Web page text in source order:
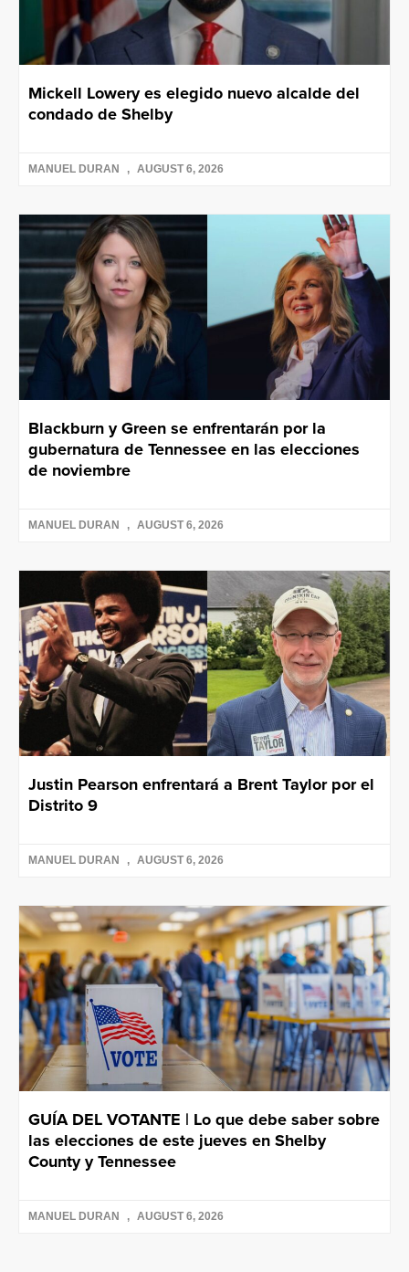
Mickell Lowery es elegido nuevo alcalde del
condado de Shelby
MANUEL DURAN AUGUST 6, 2026
Blackburn y Green se enfrentarán por la
gubernatura de Tennessee en las elecciones
de noviembre
MANUEL DURAN AUGUST 6, 2026
Justin Pearson enfrentará a Brent Taylor por el
Distrito 9
MANUEL DURAN AUGUST 6, 2026
GUÍA DEL VOTANTE | Lo que debe saber sobre
las elecciones de este jueves en Shelby
County y Tennessee
MANUEL DURAN AUGUST 6, 2026